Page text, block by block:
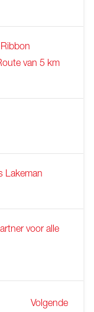
van 5 km
Lakeman
voor alle
Volgende